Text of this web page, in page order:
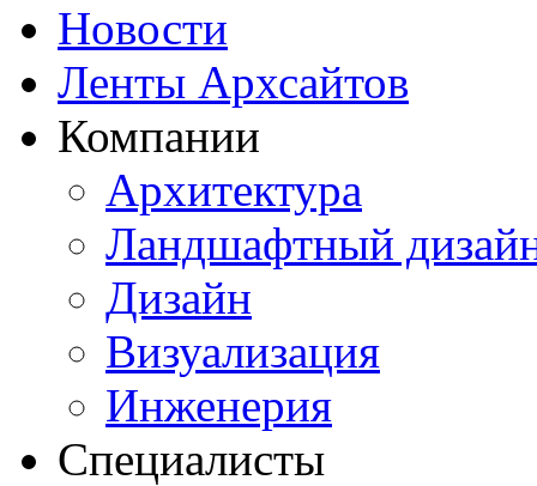
Новости
Ленты Архсайтов
Компании
Архитектура
Ландшафтный
Дизайн
Визуализация
Инженерия
Специалисты